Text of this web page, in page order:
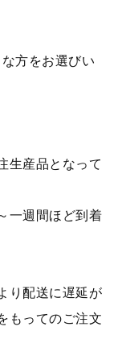
な方をお選びい
生産品となって
一週間ほど到着
り配送に遅延が
もってのご注文